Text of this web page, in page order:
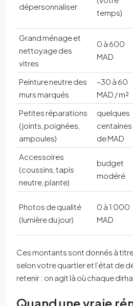
dépersonnaliser
temps)
Grand ménage et
nettoyage des
vitres
0 à 600
MAD
Peinture neutre des
murs marqués
~30 à 60
MAD / m²
Petites réparations
(joints, poignées,
ampoules)
quelques
centaines
de MAD
Accessoires
(coussins, tapis
neutre, plante)
budget
modéré
Photos de qualité
(lumière du jour)
0 à 1 000
MAD
Ces montants sont donnés à
selon votre quartier et l’état de
retenir : on agit là où chaque
Quand une vraie